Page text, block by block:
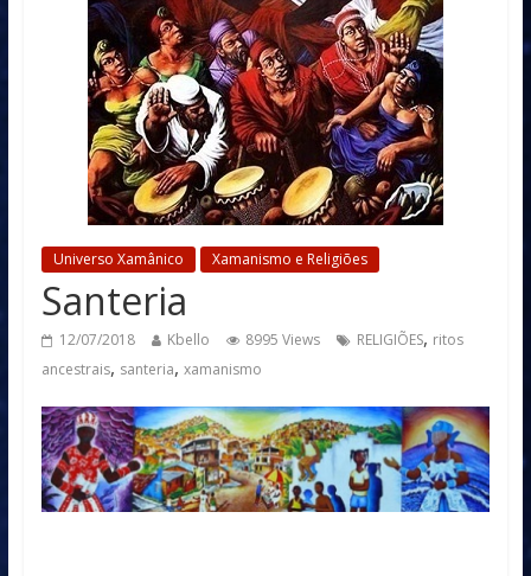
Universo Xamânico Xamanismo e Religiões
Santeria
12/07/2018 Kbello 8995 Views RELIGIÕES, ritos
ancestrais, santeria, xamanismo